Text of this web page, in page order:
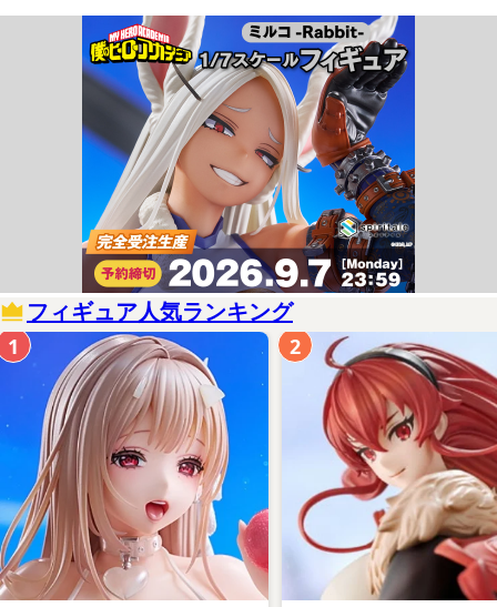
フィギュア人気ランキング
1 2